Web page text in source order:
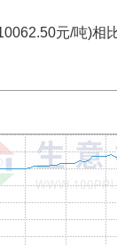
元/吨)相